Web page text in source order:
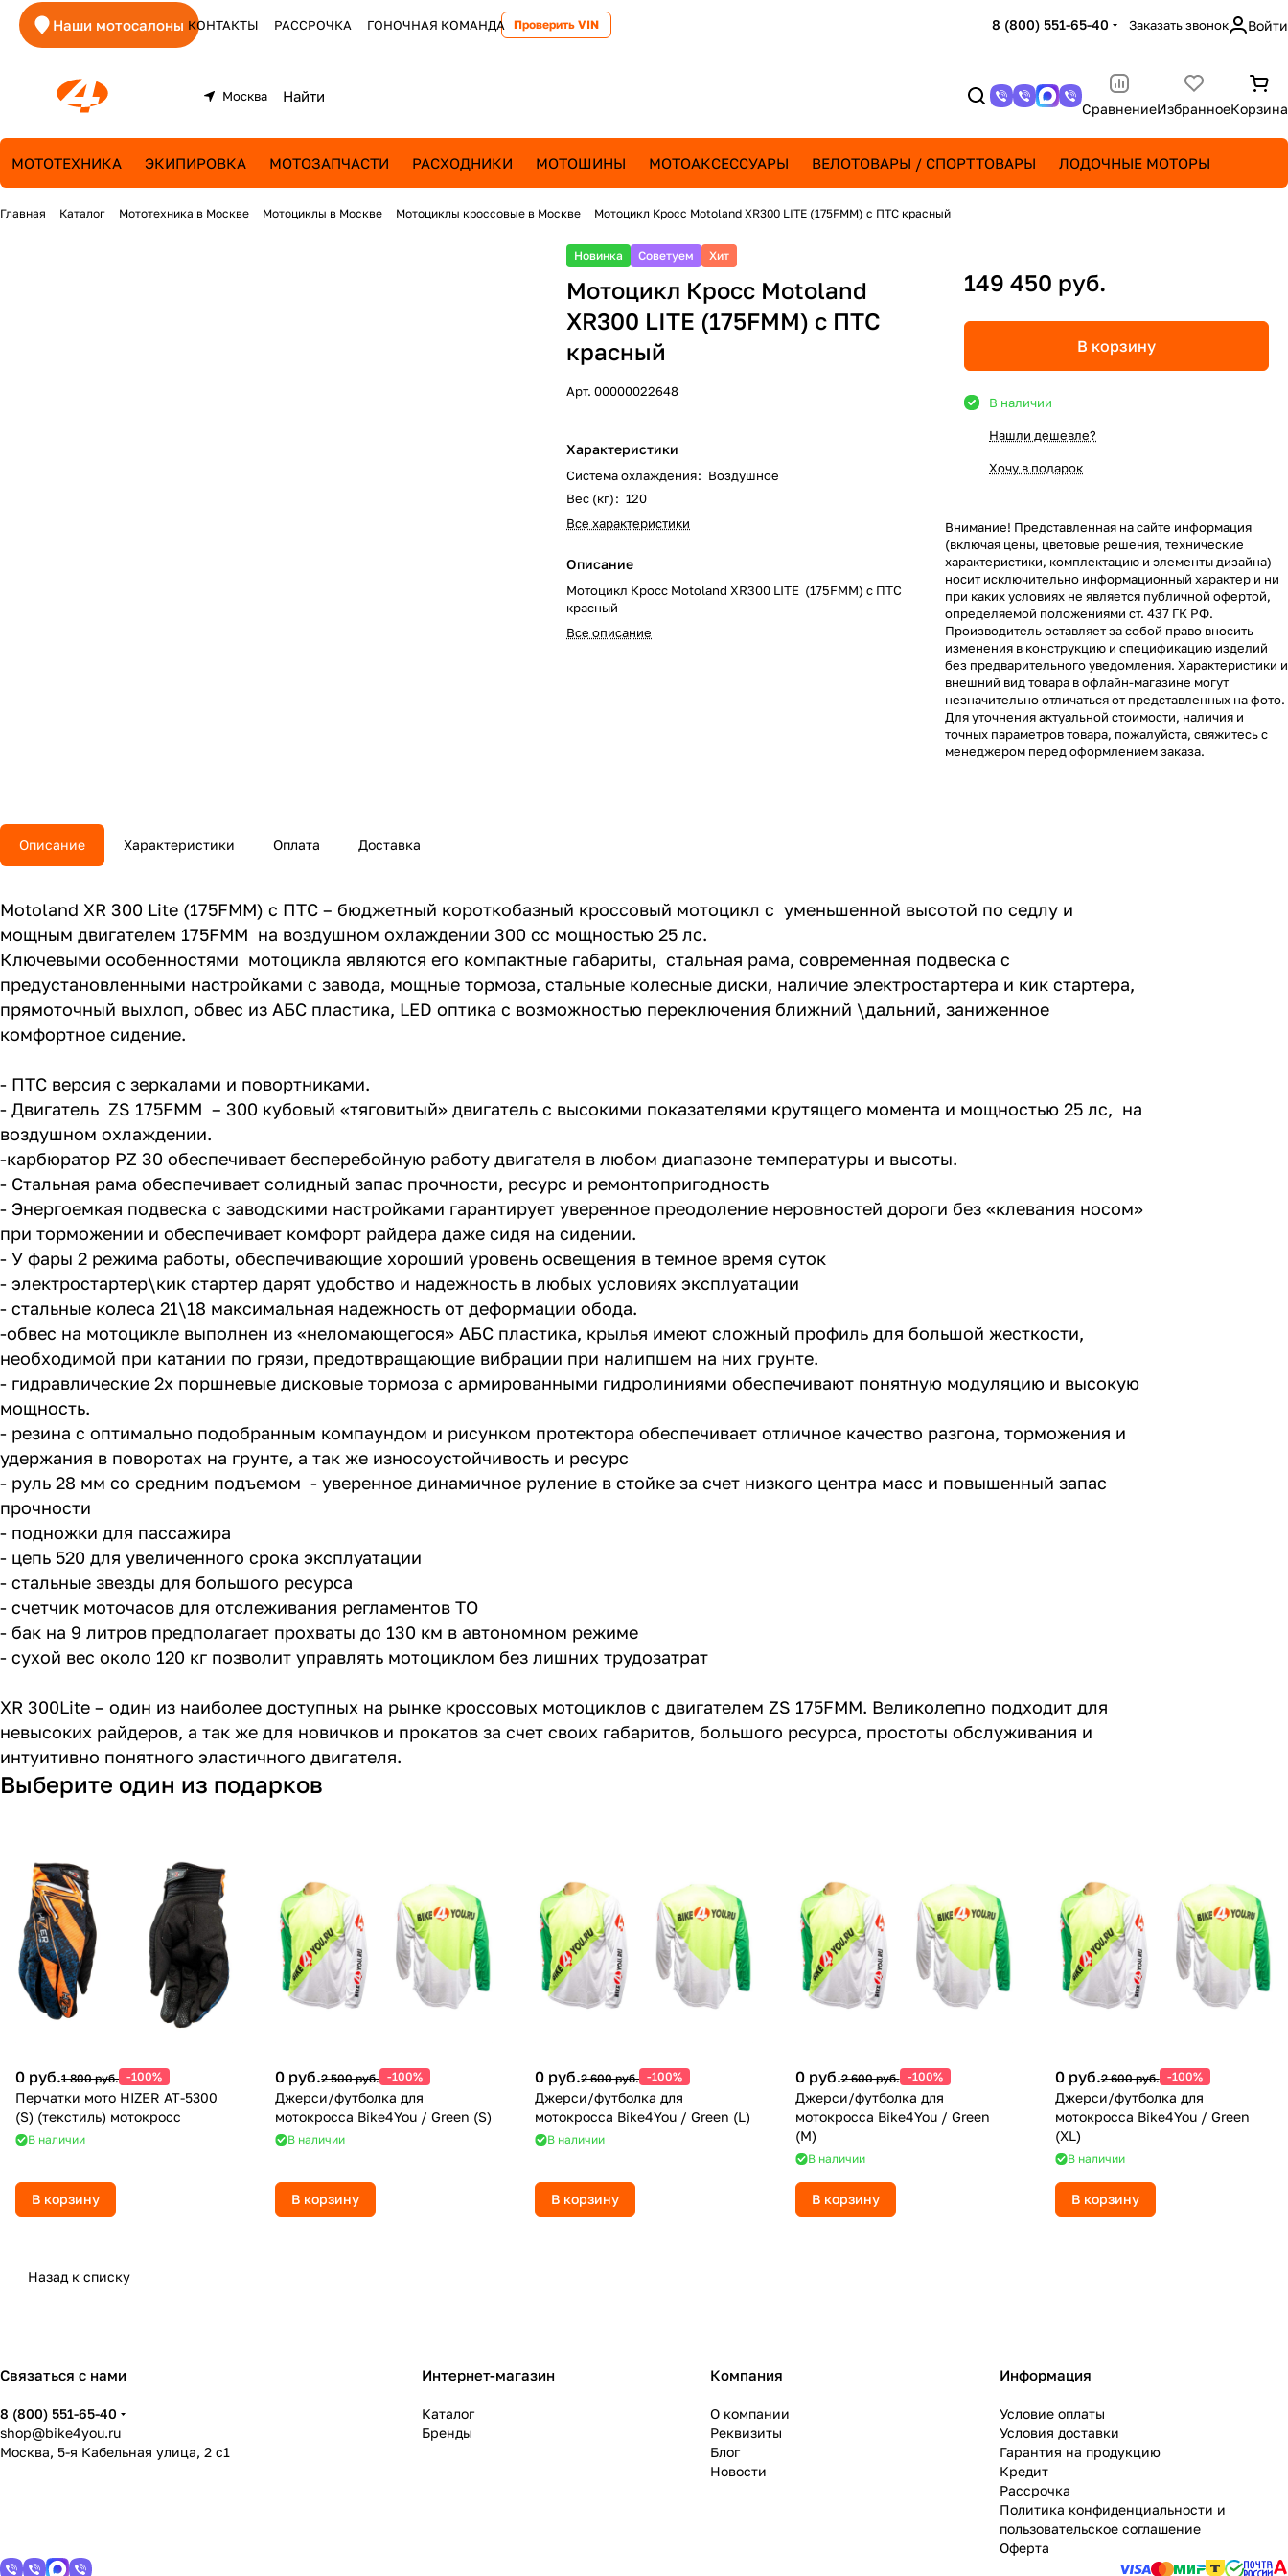
Наши мотосалоны КОНТАКТЫ РАССРОЧКА ГОНОЧНАЯ КОМАНДА Проверить VIN 8 (800) 551-65-40 Заказать звонок Войти
Москва
СравнениеИзбранноеКорзина
МОТОТЕХНИКА ЭКИПИРОВКА МОТОЗАПЧАСТИ РАСХОДНИКИ МОТОШИНЫ МОТОАКСЕССУАРЫ ВЕЛОТОВАРЫ / СПОРТТОВАРЫ ЛОДОЧНЫЕ МОТОРЫ
Главная Каталог Мототехника в Москве Мотоциклы в Москве Мотоциклы кроссовые в Москве Мотоцикл Кросс Motoland XR300 LITE (175FMM) с ПТС красный
Новинка Советуем Хит
Мотоцикл Кросс Motoland
XR300 LITE (175FMM) с ПТС
красный
Арт.00000022648
Характеристики
Система охлаждения: Воздушное
Вес (кг): 120
Все характеристики
Описание
Мотоцикл Кросс Motoland XR300 LITE (175FMM) с ПТС
красный
Все описание
149 450 руб.
В корзину
В наличии
Нашли дешевле?
Хочу в подарок
Внимание! Представленная на сайте информация
(включая цены, цветовые решения, технические
характеристики, комплектацию и элементы дизайна)
носит исключительно информационный характер и ни
при каких условиях не является публичной офертой,
определяемой положениями ст. 437 ГК РФ.
Производитель оставляет за собой право вносить
изменения в конструкцию и спецификацию изделий
без предварительного уведомления. Характеристики и
внешний вид товара в офлайн-магазине могут
незначительно отличаться от представленных на фото.
Для уточнения актуальной стоимости, наличия и
точных параметров товара, пожалуйста, свяжитесь с
менеджером перед оформлением заказа.
Описание Характеристики Оплата Доставка
Motoland XR 300 Lite (175FMM) с ПТС – бюджетный короткобазный кроссовый мотоцикл с уменьшенной высотой по седлу и
мощным двигателем 175FMM на воздушном охлаждении 300 cc мощностью 25 лс.
Ключевыми особенностями мотоцикла являются его компактные габариты, стальная рама, современная подвеска с
предустановленными настройками с завода, мощные тормоза, стальные колесные диски, наличие электростартера и кик стартера,
прямоточный выхлоп, обвес из АБС пластика, LED оптика с возможностью переключения ближний \дальний, заниженное
комфортное сидение.
- ПТС версия с зеркалами и повортниками.
- Двигатель ZS 175FMM – 300 кубовый «тяговитый» двигатель с высокими показателями крутящего момента и мощностью 25 лс, на
воздушном охлаждении.
-карбюратор PZ 30 обеспечивает бесперебойную работу двигателя в любом диапазоне температуры и высоты.
- Стальная рама обеспечивает солидный запас прочности, ресурс и ремонтопригодность
- Энергоемкая подвеска с заводскими настройками гарантирует уверенное преодоление неровностей дороги без «клевания носом»
при торможении и обеспечивает комфорт райдера даже сидя на сидении.
- У фары 2 режима работы, обеспечивающие хороший уровень освещения в темное время суток
- электростартер\кик стартер дарят удобство и надежность в любых условиях эксплуатации
- стальные колеса 21\18 максимальная надежность от деформации обода.
-обвес на мотоцикле выполнен из «неломающегося» АБС пластика, крылья имеют сложный профиль для большой жесткости,
необходимой при катании по грязи, предотвращающие вибрации при налипшем на них грунте.
- гидравлические 2х поршневые дисковые тормоза с армированными гидролиниями обеспечивают понятную модуляцию и высокую
мощность.
- резина с оптимально подобранным компаундом и рисунком протектора обеспечивает отличное качество разгона, торможения и
удержания в поворотах на грунте, а так же износоустойчивость и ресурс
- руль 28 мм со средним подъемом - уверенное динамичное руление в стойке за счет низкого центра масс и повышенный запас
прочности
- подножки для пассажира
- цепь 520 для увеличенного срока эксплуатации
- стальные звезды для большого ресурса
- счетчик моточасов для отслеживания регламентов ТО
- бак на 9 литров предполагает прохваты до 130 км в автономном режиме
- сухой вес около 120 кг позволит управлять мотоциклом без лишних трудозатрат
XR 300Lite – один из наиболее доступных на рынке кроссовых мотоциклов с двигателем ZS 175FMM. Великолепно подходит для
невысоких райдеров, а так же для новичков и прокатов за счет своих габаритов, большого ресурса, простоты обслуживания и
интуитивно понятного эластичного двигателя.
Выберите один из подарков
0 руб.1 800 руб. -100%
Перчатки мото HIZER AT-5300
(S) (текстиль) мотокросс
В наличии
В корзину
0 руб.2 500 руб. -100%
Джерси/футболка для
мотокросса Bike4You / Green (S)
В наличии
В корзину
0 руб.2 600 руб. -100%
Джерси/футболка для
мотокросса Bike4You / Green (L)
В наличии
В корзину
0 руб.2 600 руб. -100%
Джерси/футболка для
мотокросса Bike4You / Green
(M)
В наличии
В корзину
0 руб.2 600 руб. -100%
Джерси/футболка для
мотокросса Bike4You / Green
(XL)
В наличии
В корзину
Назад к списку
Связаться с нами
8 (800) 551-65-40
shop@bike4you.ru
Москва, 5-я Кабельная улица, 2 с1
Интернет-магазин
Каталог
Бренды
Компания
О компании
Реквизиты
Блог
Новости
Информация
Условие оплаты
Условия доставки
Гарантия на продукцию
Кредит
Рассрочка
Политика конфиденциальности и
пользовательское соглашение
Оферта